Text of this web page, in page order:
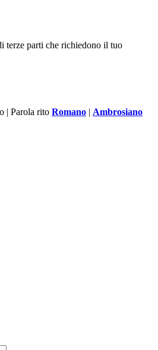
terze parti che richiedono il tuo
| Parola rito Romano | Ambrosiano